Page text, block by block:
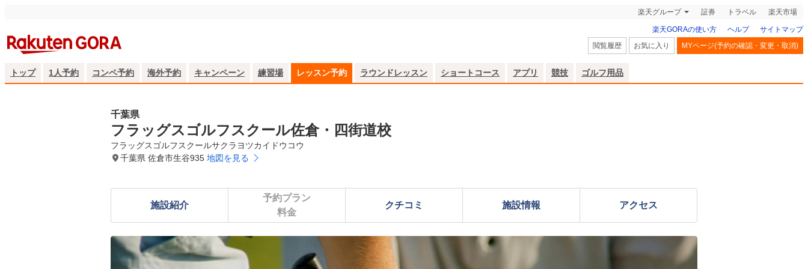
楽天グループ 証券 トラベル 楽天市場
楽天GORAの使い方 ヘルプ
サイトマップ
閲覧履歴
お気に入り MYページ(予約の確認・変更・取消)
トップ 1人予約 コンペ予約 海外予約 キャンペーン 練習場 レッスン予約 ラウンドレッスン ショートコース アプリ 競技 ゴルフ用品
千葉県
フラッグスゴルフスクール佐倉・四街道校
フラッグスゴルフスクールサクラヨツカイドウコウ
千葉県 佐倉市生谷935 地図を見る
施設紹介
予約プラン
料金
クチコミ 施設情報 アクセス